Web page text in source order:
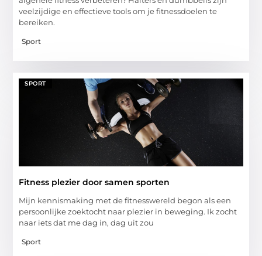
veelzijdige en effectieve tools om je fitnessdoelen te
bereiken.
Sport
SPORT
Fitness plezier door samen sporten
Mijn kennismaking met de fitnesswereld begon als een
persoonlijke zoektocht naar plezier in beweging. Ik zocht
naar iets dat me dag in, dag uit zou
Sport